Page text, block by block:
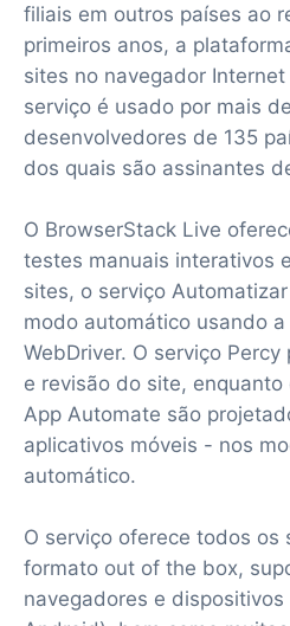
filiais em outros países ao
primeiros anos, a
sites no navegador Internet
serviço é usado por mais
desenvolvedores de 135
dos quais são assinantes
O BrowserStack Live
testes manuais interativos
sites, o serviço
modo automático usando
WebDriver. O serviço
e revisão do site,
App Automate são
aplicativos móveis - nos
automático.
O serviço oferece todos os
formato out of the box,
navegadores e dispositivos